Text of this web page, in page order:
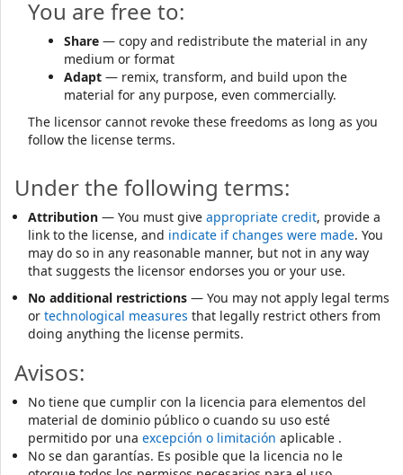
You are free to:
Share — copy and redistribute the material in any
medium or format
Adapt — remix, transform, and build upon the
material for any purpose, even commercially.
The licensor cannot revoke these freedoms as long as you
follow the license terms.
Under the following terms:
Attribution — You must give appropriate credit, provide a
link to the license, and indicate if changes were made. You
may do so in any reasonable manner, but not in any way
that suggests the licensor endorses you or your use.
No additional restrictions — You may not apply legal terms
or technological measures that legally restrict others from
doing anything the license permits.
Avisos:
No tiene que cumplir con la licencia para elementos del
material de dominio público o cuando su uso esté
permitido por una excepción o limitación aplicable .
No se dan garantías. Es posible que la licencia no le